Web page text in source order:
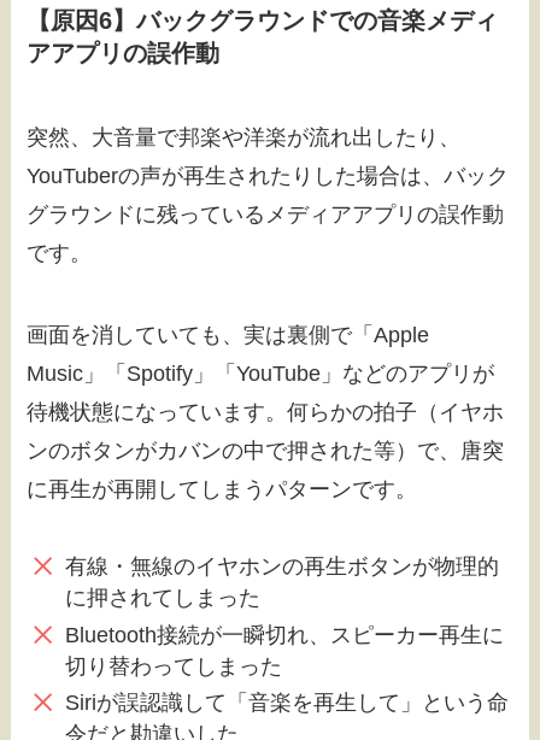
【原因6】バックグラウンドでの音楽メディ
アアプリの誤作動
突然、大音量で邦楽や洋楽が流れ出したり、
YouTuberの声が再生されたりした場合は、バック
グラウンドに残っているメディアアプリの誤作動
です。
画面を消していても、実は裏側で「Apple
Music」「Spotify」「YouTube」などのアプリが
待機状態になっています。何らかの拍子（イヤホ
ンのボタンがカバンの中で押された等）で、唐突
に再生が再開してしまうパターンです。
有線・無線のイヤホンの再生ボタンが物理的
に押されてしまった
Bluetooth接続が一瞬切れ、スピーカー再生に
切り替わってしまった
Siriが誤認識して「音楽を再生して」という命
令だと勘違いした